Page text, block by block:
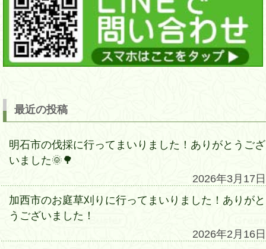
最近の投稿
明石市の伐採に行ってまいりました！ありがとうござ
いました🌞🌳
2026年3月17日
加西市のお庭草刈りに行ってまいりました！ありがと
うございました！
2026年2月16日